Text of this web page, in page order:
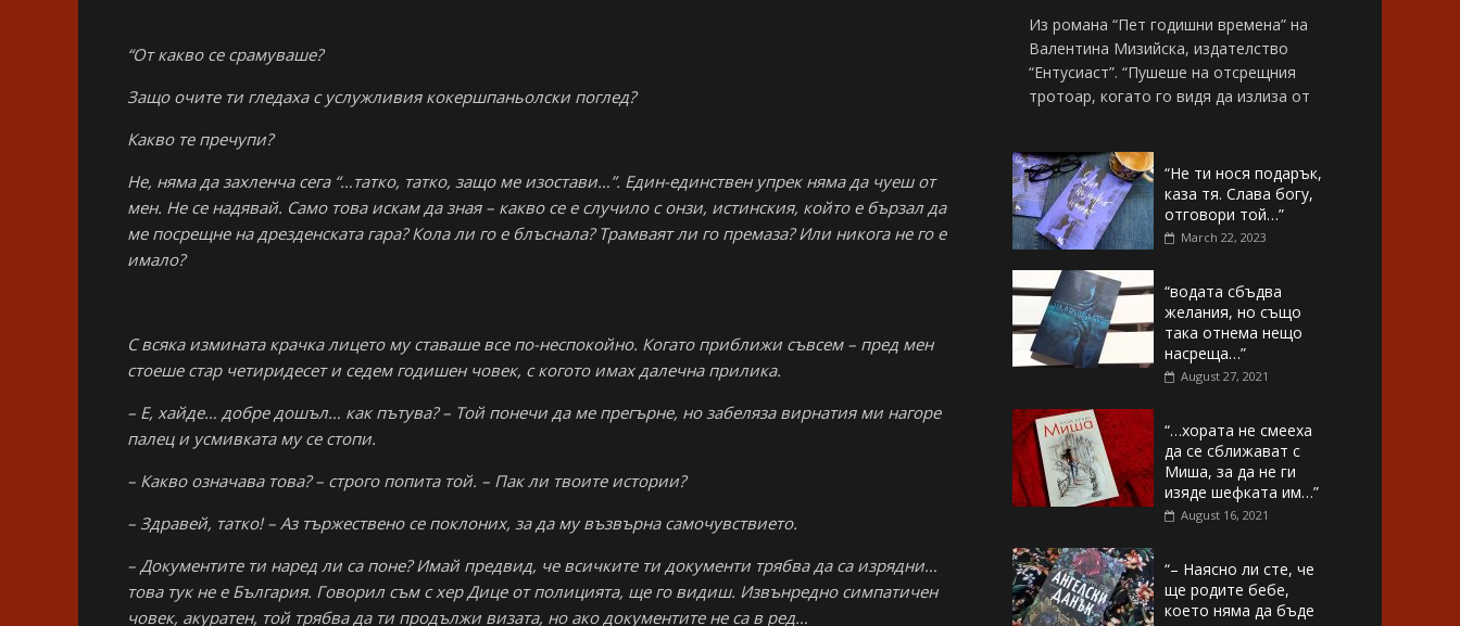
“От какво се срамуваше?
Защо очите ти гледаха с услужливия кокершпаньолски поглед?
Какво те пречупи?
Не, няма да захленча сега “…татко, татко, защо ме изостави…”. Един-единствен упрек няма да чуеш от
мен. Не се надявай. Само това искам да зная – какво се е случило с онзи, истинския, който е бързал да
ме посрещне на дрезденската гара? Кола ли го е блъснала? Трамваят ли го премаза? Или никога не го е
имало?
С всяка измината крачка лицето му ставаше все по-неспокойно. Когато приближи съвсем – пред мен
стоеше стар четиридесет и седем годишен човек, с когото имах далечна прилика.
– Е, хайде… добре дошъл… как пътува? – Той понечи да ме прегърне, но забеляза вирнатия ми нагоре
палец и усмивката му се стопи.
– Какво означава това? – строго попита той. – Пак ли твоите истории?
– Здравей, татко! – Аз тържествено се поклоних, за да му възвърна самочувствието.
– Документите ти наред ли са поне? Имай предвид, че всичките ти документи трябва да са изрядни…
това тук не е България. Говорил съм с хер Дице от полицията, ще го видиш. Извънредно симпатичен
човек, акуратен, той трябва да ти продължи визата, но ако документите не са в ред…
Из романа “Пет годишни времена” на
Валентина Мизийска, издателство
“Ентусиаст”. “Пушеше на отсрещния
тротоар, когато го видя да излиза от
“Не ти нося подарък,
каза тя. Слава богу,
отговори той…”
March 22, 2023
“водата сбъдва
желания, но също
така отнема нещо
насреща…”
August 27, 2021
“…хората не смееха
да се сближават с
Миша, за да не ги
изяде шефката им…”
August 16, 2021
“– Наясно ли сте, че
ще родите бебе,
което няма да бъде